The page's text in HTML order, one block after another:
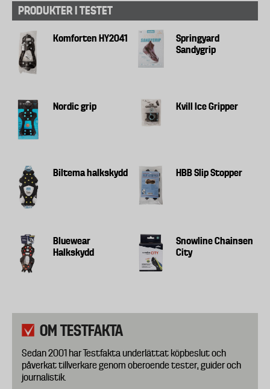
PRODUKTER I TESTET
Komforten HY2041
Springyard
Sandygrip
Nordic grip Kvill Ice Gripper
Biltema halkskydd HBB Slip Stopper
Bluewear
Halkskydd
Snowline Chainsen
City
OM TESTFAKTA
Sedan 2001 har Testfakta underlättat köpbeslut och
påverkat tillverkare genom oberoende tester, guider och
journalistik.